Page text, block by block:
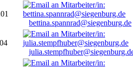
bettina.spannrad@siegenburg.de